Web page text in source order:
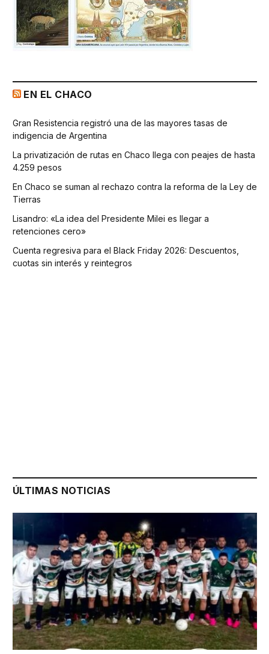
EN EL CHACO
Gran Resistencia registró una de las mayores tasas de
indigencia de Argentina
La privatización de rutas en Chaco llega con peajes de hasta
4.259 pesos
En Chaco se suman al rechazo contra la reforma de la Ley de
Tierras
Lisandro: «La idea del Presidente Milei es llegar a
retenciones cero»
Cuenta regresiva para el Black Friday 2026: Descuentos,
cuotas sin interés y reintegros
ÚLTIMAS NOTICIAS